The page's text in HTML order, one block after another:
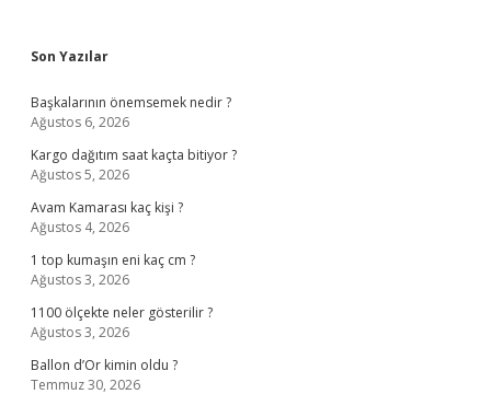
Sidebar
Son Yazılar
Başkalarının önemsemek nedir ?
Ağustos 6, 2026
Kargo dağıtım saat kaçta bitiyor ?
Ağustos 5, 2026
Avam Kamarası kaç kişi ?
Ağustos 4, 2026
1 top kumaşın eni kaç cm ?
Ağustos 3, 2026
1100 ölçekte neler gösterilir ?
Ağustos 3, 2026
Ballon d’Or kimin oldu ?
Temmuz 30, 2026